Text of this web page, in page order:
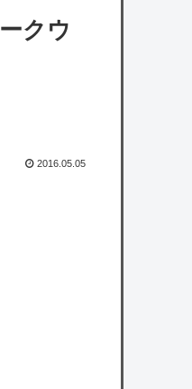
ない」
評価でう
クウ
2016.05.05